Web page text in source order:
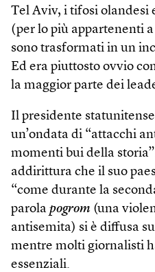
Tel Aviv, i tifosi olandesi
(per lo più appartenenti
sono trasformati in un
Ed era piuttosto ovvio
la maggior parte dei
Il presidente
un’ondata di “attacchi
momenti bui della
addirittura che il suo
“come durante la
parola pogrom (una
antisemita) si è diffusa
mentre molti giornalisti
essenziali.